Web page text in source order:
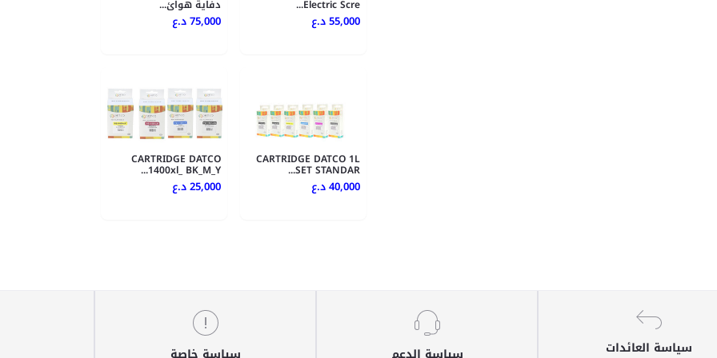
Electric Scre...
55,000 د.ع
دفاية هوائ...
75,000 د.ع
CARTRIDGE DATCO 1L
SET STANDAR...
40,000 د.ع
CARTRIDGE DATCO
1400xl_ BK_M_Y...
25,000 د.ع
سياسة العائدات